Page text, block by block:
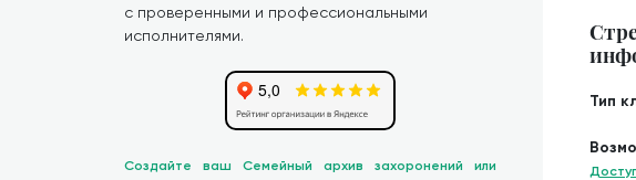
с проверенными и профессиональными
исполнителями.
Создайте ваш Семейный архив захоронений или
Тип